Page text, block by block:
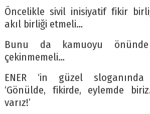
Öncelikle sivil inisiyatif fikir
akıl birliği etmeli…
Bunu da kamuoyu önünde
çekinmemeli…
ENER ‘in güzel
‘Gönülde, fikirde, eylemde
varız!’